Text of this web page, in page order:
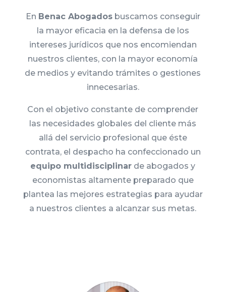
En Benac Abogados buscamos conseguir
la mayor eficacia en la defensa de los
intereses jurídicos que nos encomiendan
nuestros clientes, con la mayor economía
de medios y evitando trámites o gestiones
innecesarias.
Con el objetivo constante de comprender
las necesidades globales del cliente más
allá del servicio profesional que éste
contrata, el despacho ha confeccionado un
equipo multidisciplinar de abogados y
economistas altamente preparado que
plantea las mejores estrategias para ayudar
a nuestros clientes a alcanzar sus metas.